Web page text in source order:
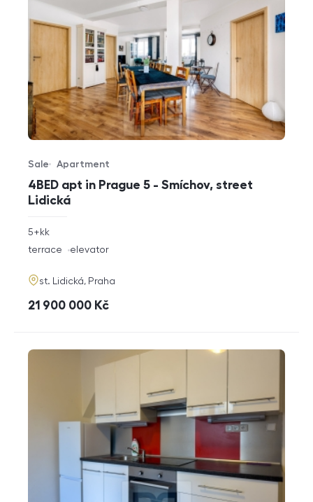
4BED apt in Prague 5 - Smíchov, street
Lidická
Offer type
Sale
Property type
Apartment
rozměry
5+kk
funkce
terrace elevator
adresa
st. Lidická, Praha
cena
21 900 000 Kč